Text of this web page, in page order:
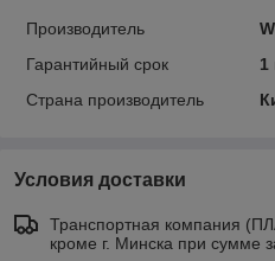
Производитель
Гарантийный срок
1
Страна производитель
Условия доставки
Транспортная компания
кроме г. Минска при сумме